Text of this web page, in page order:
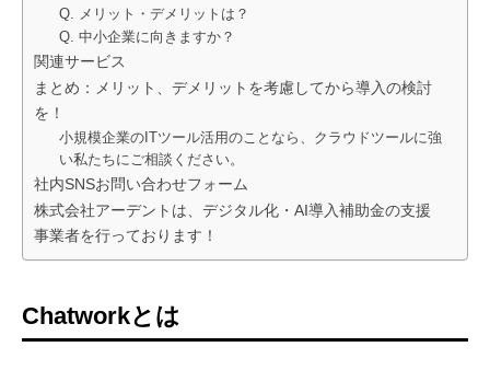
Q. メリット・デメリットは？
Q. 中小企業に向きますか？
関連サービス
まとめ：メリット、デメリットを考慮してから導入の検討
を！
小規模企業のITツール活用のことなら、クラウドツールに強
い私たちにご相談ください。
社内SNSお問い合わせフォーム
株式会社アーデントは、デジタル化・AI導入補助金の支援
事業者を行っております！
Chatworkとは